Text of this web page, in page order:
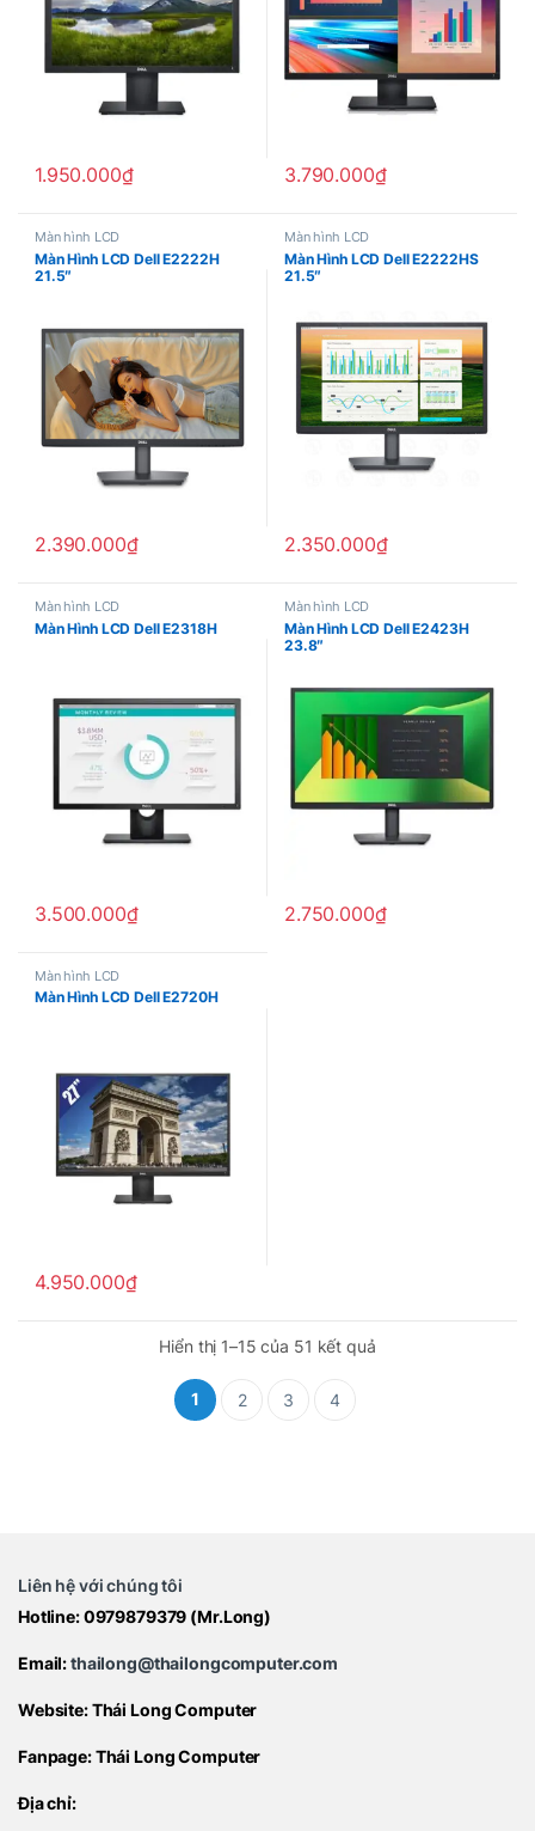
1.950.000₫ 3.790.000₫
Màn hình LCD
Màn Hình LCD Dell E2222H
21.5″
2.390.000₫
Màn hình LCD
Màn Hình LCD Dell E2222HS
21.5″
2.350.000₫
Màn hình LCD
Màn Hình LCD Dell E2318H
3.500.000₫
Màn hình LCD
Màn Hình LCD Dell E2423H
23.8″
2.750.000₫
Màn hình LCD
Màn Hình LCD Dell E2720H
4.950.000₫
Hiển thị 1–15 của 51 kết quả
1 2 3 4
Liên hệ với chúng tôi
Hotline:0979879379 (Mr.Long)
Email:thailong@thailongcomputer.com
Website:Thái Long Computer
Fanpage:Thái Long Computer
Địa chỉ: